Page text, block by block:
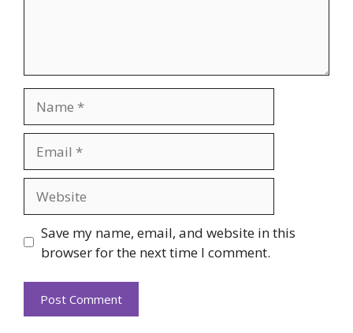
Save my name, email, and website in this
browser for the next time I comment.